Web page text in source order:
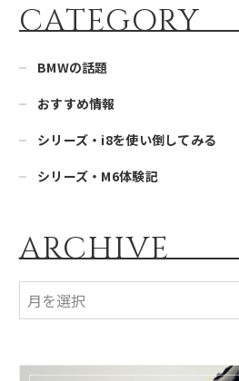
CATEGORY
BMWの話題
おすすめ情報
シリーズ・i8を使い倒してみる
シリーズ・M6体験記
ARCHIVE